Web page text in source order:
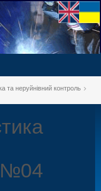
та неруйнівний контроль
№04